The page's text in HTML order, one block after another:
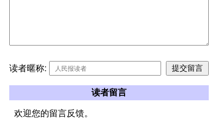
读者暱称:
读者留言
欢迎您的留言反馈。